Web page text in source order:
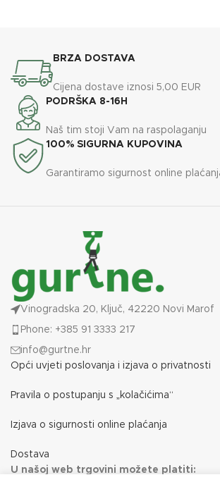
BRZA DOSTAVA
Cijena dostave iznosi 5,00 EUR
PODRŠKA 8-16H
Naš tim stoji Vam na raspolaganju
100% SIGURNA KUPOVINA
Garantiramo sigurnost online
Vinogradska 20, Ključ, 42220 Novi Marof
Phone: +385 91 3333 217
info@gurtne.hr
Opći uvjeti poslovanja i izjava o privatnosti
Pravila o postupanju s „kolačićima“
Izjava o sigurnosti online plaćanja
Dostava
U našoj web trgovini možete platiti: